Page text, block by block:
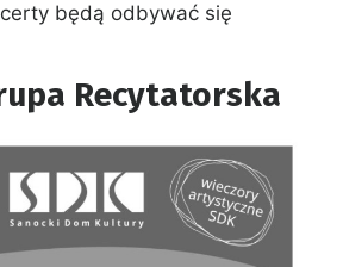
będą odbywać się
Recytatorska